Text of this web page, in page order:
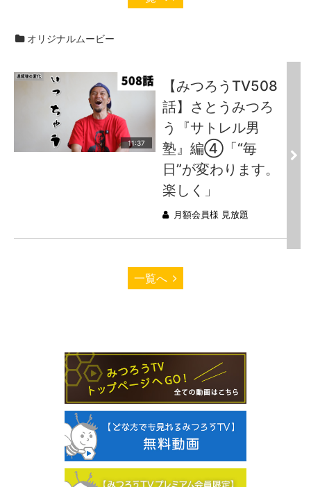
オリジナルムービー
11:37
【みつろうTV508
話】さとうみつろ
う『サトレル男
塾』編④「“毎
日”が変わります。
楽しく」
月額会員様 見放題
一覧へ